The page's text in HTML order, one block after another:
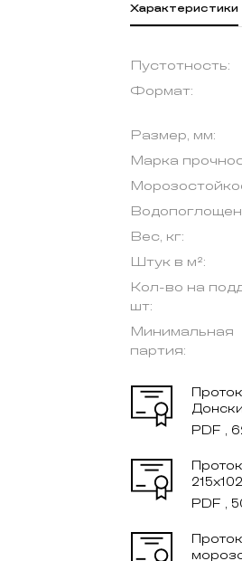
Характеристики
Пустотность:
Формат:
Размер, мм:
Марка
Вес, кг:
Штук в м²:
Кол-во на
шт:
Минимальная
партия: